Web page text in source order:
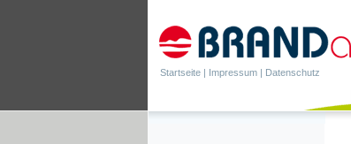
Startseite | Impressum | Datenschutz